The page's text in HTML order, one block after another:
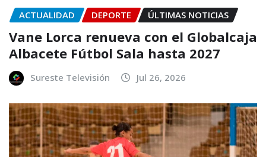
ACTUALIDAD DEPORTE ÚLTIMAS NOTICIAS
Vane Lorca renueva con el Globalcaja
Albacete Fútbol Sala hasta 2027
Sureste Televisión Jul 26, 2026